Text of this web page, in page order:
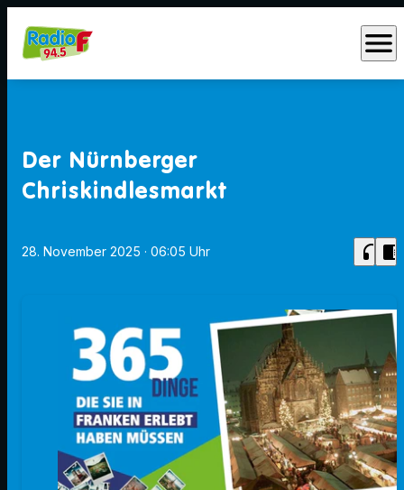
menu
Der Nürnberger
Chriskindlesmarkt
28. November 2025 · 06:05 Uhr headphones chrome_reader_mode